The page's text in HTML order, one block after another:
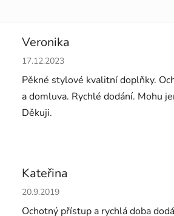
Veronika
Hodnocení obchodu je 5 z 5
17.12.2023
Pěkné stylové kvalitní doplňky.
a domluva. Rychlé dodání. Mohu
Děkuji.
Kateřina
Hodnocení obchodu je 5 z 5
20.9.2019
Ochotný přístup a rychlá doba